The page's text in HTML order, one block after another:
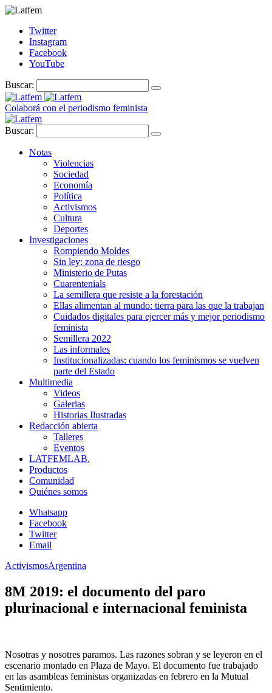
Twitter
Instagram
Facebook
YouTube
Buscar:
Colaborá con el periodismo feminista
Buscar:
Notas
Violencias
Sociedad
Economía
Política
Activismos
Cultura
Deportes
Investigaciones
Rompiendo Moldes
Sin ley: zona de riesgo
Ministerio de Putas
Cuarentenials
La semillera que resiste a la forestación
Ellas alimentan al mundo: tierra para las que la trabajan
Cuidados digitales para ejercer más y mejor periodismo
feminista
Semillera 2022
Las informales
Institucionalizadas: cuando los feminismos se vuelven
parte del Estado
Multimedia
Videos
Galerias
Historias Ilustradas
Redacción abierta
Talleres
Eventos
LATFEMLAB.
Productos
Comunidad
Quiénes somos
Whatsapp
Facebook
Twitter
Email
ActivismosArgentina
8M 2019: el documento del paro
plurinacional e internacional feminista
Nosotras y nosotres paramos. Las razones sobran y se leyeron en el
escenario montado en Plaza de Mayo. El documento fue trabajado
en las asambleas feministas organizadas en febrero en la Mutual
Sentimiento.